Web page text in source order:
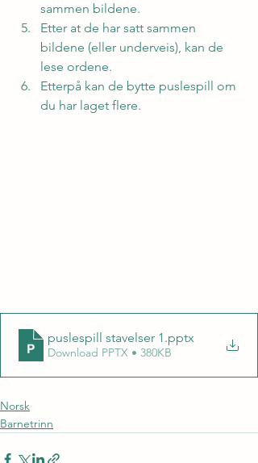
sammen bildene.
Etter at de har satt sammen
bildene (eller underveis), kan de
lese ordene.
Etterpå kan de bytte puslespill om
du har laget flere.
puslespill stavelser 1.pptx
Download PPTX • 380KB
Norsk
Barnetrinn